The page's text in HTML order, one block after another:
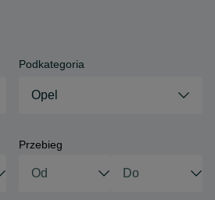
Podkategoria
Opel
Przebieg